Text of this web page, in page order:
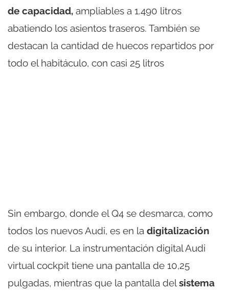
de capacidad, ampliables a 1.490 litros
abatiendo los asientos traseros. También se
destacan la cantidad de huecos repartidos por
todo el habitáculo, con casi 25 litros
Sin embargo, donde el Q4 se desmarca, como
todos los nuevos Audi, es en la digitalización
de su interior. La instrumentación digital Audi
virtual cockpit tiene una pantalla de 10,25
pulgadas, mientras que la pantalla delsistema